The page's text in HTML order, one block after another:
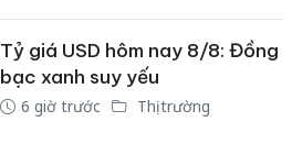
Tỷ giá USD hôm nay 8/8: Đồng
bạc xanh suy yếu
6 giờ trước Thị trường